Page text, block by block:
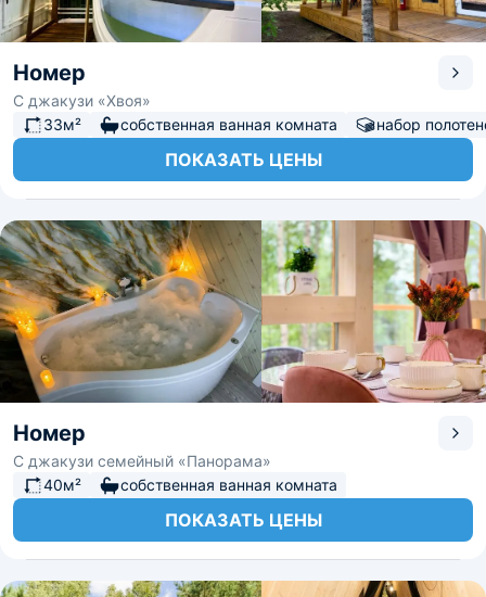
Номер
С джакузи «Хвоя»
33м²
собственная ванная комната набор
ПОКАЗАТЬ ЦЕНЫ
Номер
С джакузи семейный «Панорама»
40м²
собственная ванная комната
ПОКАЗАТЬ ЦЕНЫ